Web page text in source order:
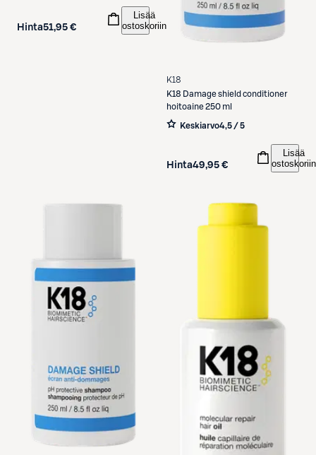
Hinta51,95 €
Lisää
ostoskoriin
K18
K18 Damage shield conditioner
hoitoaine 250 ml
Keskiarvo4,5 / 5
Hinta49,95 €
Lisää
ostoskoriin